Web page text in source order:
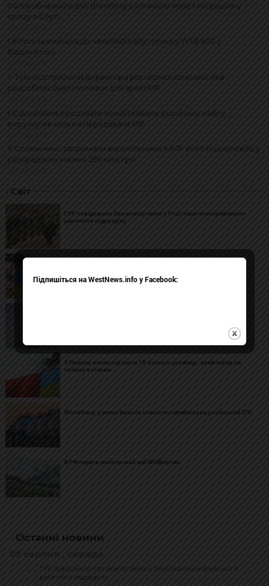
Італія обмежила дію Шенгену з Іспанією через міграційну
кризу в Сеуті
Світоліна вийшла до чвертьфіналу турніру WTA 500 у
Вашингтоні
У Тулі підстрелили директора російської компанії, яка
розробляє безпілотники для армії РФ
ЄС дозволив продавати конфісковану російську нафту:
виручку не можна передавати РФ
У Словаччині затримали ексочільника УАФ: його підозрюють у
розкраданні майже 295 млн грн
Світ
ГУР повідомило про розгортання у Росії північнокорейського
ракетного підрозділу
У Польщі взяли під варту 18-річного українця, який напав на
польку з ножем
Bloomberg: у липні Бельгія повністю перейшла на російський СПГ
В РФ горить логістичний хаб Wildberries
Останні новини
05 серпня , середа
ГУР повідомило про розгортання у Росії північнокорейського
ракетного підрозділу
Підпишіться на WestNews.info у Facebook: